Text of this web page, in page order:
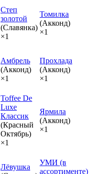
Степ
золотой
(Славянка)
×1
Томилка
(Акконд)
×1
Амбрель
(Акконд)
×1
Прохлада
(Акконд)
×1
Toffee De
Luxe
Классик
(Красный
Октябрь)
×1
Ярмила
(Акконд)
×1
Лёвушка
УМИ (в
ассортименте)